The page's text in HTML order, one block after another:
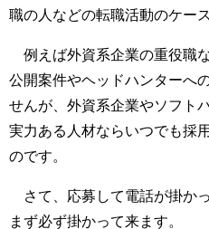
職の人などの転職活動のケース
例えば外資系企業の重役職
公開案件やヘッドハンターへ
せんが、外資系企業やソフト
実力ある人材ならいつでも採
のです。
さて、応募して電話が掛か
まず必ず掛かって来ます。